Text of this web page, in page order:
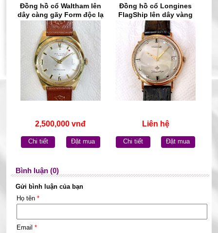
Đồng hồ cổ Waltham lên
dây càng gãy Form độc lạ
lacke vàng 18k chính hãng
Thụy Sĩ
2,500,000 vnđ
Chi tiết Đặt mua
Đồng hồ cổ Longines
FlagShip lên dây vàng
hồng đúc 18k chính hãng
Thụy Sĩ
Liên hệ
Chi tiết Đặt mua
Bình luận (0)
Gửi bình luận của bạn
Họ tên *
Email *